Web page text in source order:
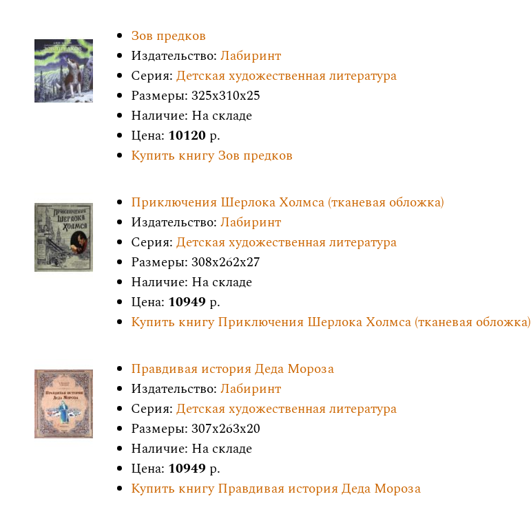
Зов предков
Издательство: Лабиринт
Серия: Детская художественная литература
Размеры: 325x310x25
Наличие: На складе
Цена: 10120 р.
Купить книгу Зов предков
Приключения Шерлока Холмса (тканевая обложка)
Издательство: Лабиринт
Серия: Детская художественная литература
Размеры: 308x262x27
Наличие: На складе
Цена: 10949 р.
Купить книгу Приключения Шерлока Холмса (тканевая обложка)
Правдивая история Деда Мороза
Издательство: Лабиринт
Серия: Детская художественная литература
Размеры: 307x263x20
Наличие: На складе
Цена: 10949 р.
Купить книгу Правдивая история Деда Мороза